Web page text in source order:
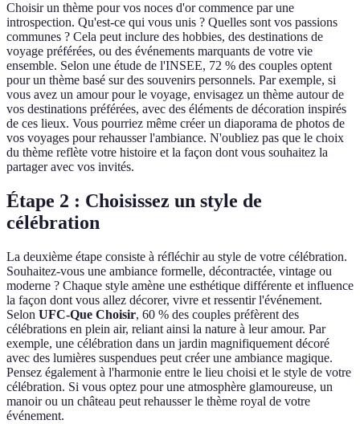
Choisir un thème pour vos noces d'or commence par une
introspection. Qu'est-ce qui vous unis ? Quelles sont vos passions
communes ? Cela peut inclure des hobbies, des destinations de
voyage préférées, ou des événements marquants de votre vie
ensemble. Selon une étude de l'INSEE, 72 % des couples optent
pour un thème basé sur des souvenirs personnels. Par exemple, si
vous avez un amour pour le voyage, envisagez un thème autour de
vos destinations préférées, avec des éléments de décoration inspirés
de ces lieux. Vous pourriez même créer un diaporama de photos de
vos voyages pour rehausser l'ambiance. N'oubliez pas que le choix
du thème reflète votre histoire et la façon dont vous souhaitez la
partager avec vos invités.
Étape 2 : Choisissez un style de
célébration
La deuxième étape consiste à réfléchir au style de votre célébration.
Souhaitez-vous une ambiance formelle, décontractée, vintage ou
moderne ? Chaque style amène une esthétique différente et influence
la façon dont vous allez décorer, vivre et ressentir l'événement.
Selon UFC-Que Choisir, 60 % des couples préfèrent des
célébrations en plein air, reliant ainsi la nature à leur amour. Par
exemple, une célébration dans un jardin magnifiquement décoré
avec des lumières suspendues peut créer une ambiance magique.
Pensez également à l'harmonie entre le lieu choisi et le style de votre
célébration. Si vous optez pour une atmosphère glamoureuse, un
manoir ou un château peut rehausser le thème royal de votre
événement.